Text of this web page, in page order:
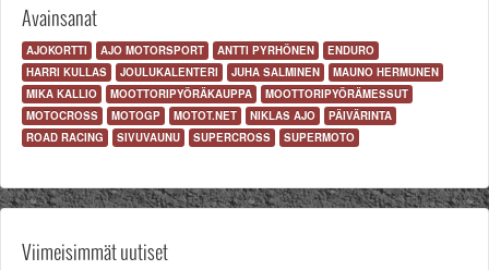
Oulun sää
Kuopion sää
Rovaniemen sää
MUUT
VIP-jäsenyys
Paidat ja vaatteet
Mainostus
Palaute
Kevytversio
Avainsanat
AJOKORTTI AJO MOTORSPORT ANTTI PYRHÖNEN
ENDURO
HARRI KULLAS
JOULUKALENTERI JUHA SALMINEN
MAUNO HERMUNEN
MIKA KALLIO
MOOTTORIPYÖRÄKAUPPA
MOOTTORIPYÖRÄMESSUT
MOTOCROSS
MOTOGP MOTOT.NET NIKLAS AJO
PÄIVÄRINTA
ROAD RACING
SIVUVAUNU SUPERCROSS SUPERMOTO
Viimeisimmät uutiset